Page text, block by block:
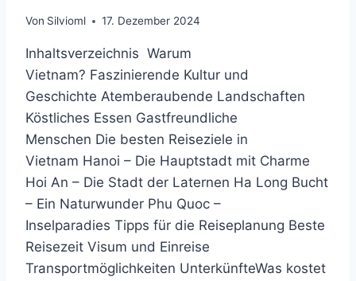
Von Silvioml 17. Dezember 2024
Inhaltsverzeichnis Warum
Vietnam? Faszinierende Kultur und
Geschichte Atemberaubende Landschaften
Köstliches Essen Gastfreundliche
Menschen Die besten Reiseziele in
Vietnam Hanoi – Die Hauptstadt mit Charme
Hoi An – Die Stadt der Laternen Ha Long Bucht
– Ein Naturwunder Phu Quoc –
Inselparadies Tipps für die Reiseplanung Beste
Reisezeit Visum und Einreise
Transportmöglichkeiten UnterkünfteWas kostet